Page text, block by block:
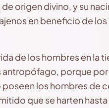
origen divino, y su
en beneficio de
de los hombres en la
antropófago, porque
poseen los hombres de
que se harten